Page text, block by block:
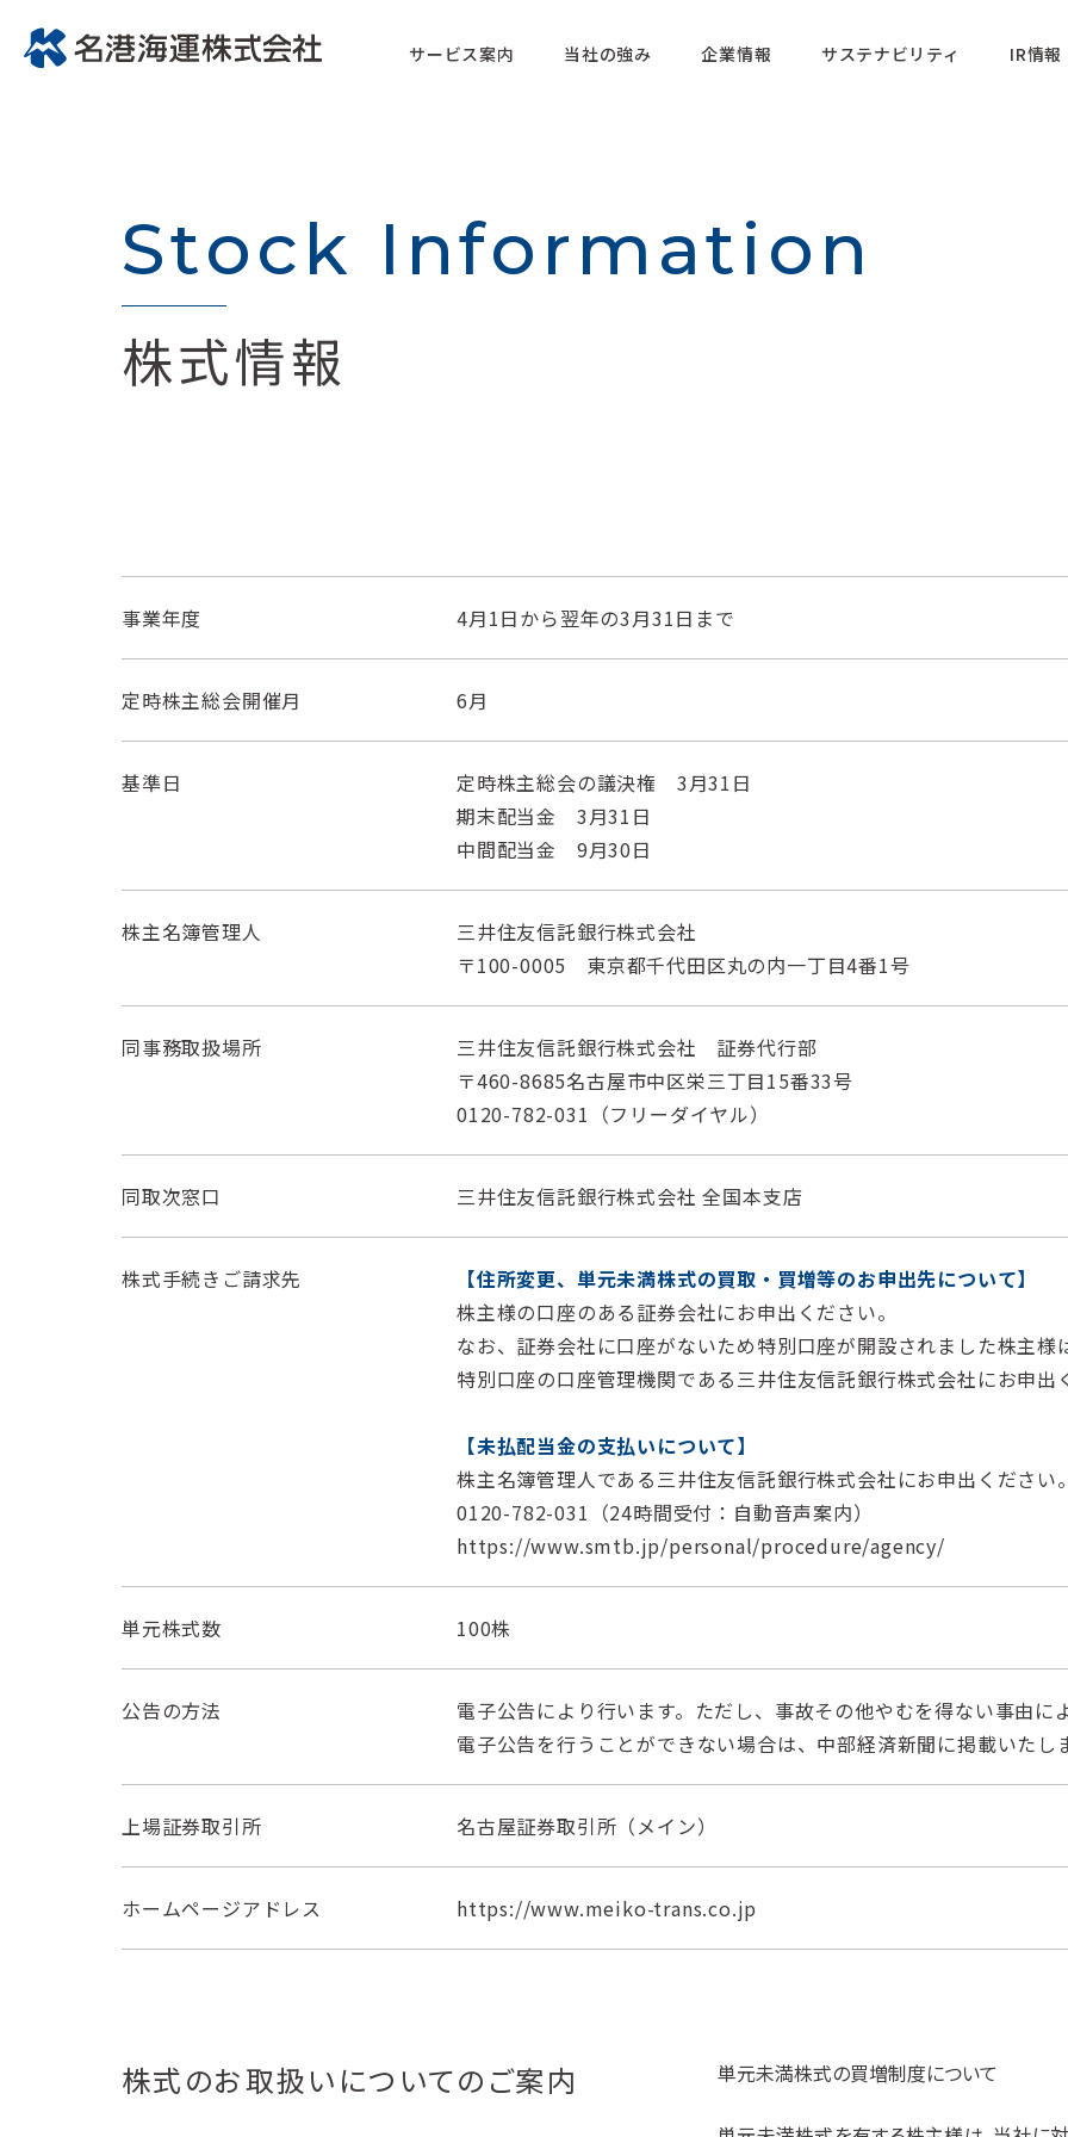
サービス案内 当社の強み 企業情報 サステナビリティ IR情報
Stock Information
株式情報
事業年度 4月1日から翌年の3月31日まで
定時株主総会開催月 6月
基準日
定時株主総会の議決権 3月31日
期末配当金 3月31日
中間配当金 9月30日
株主名簿管理人
三井住友信託銀行株式会社
〒100-0005 東京都千代田区丸の内一丁目4番1号
同事務取扱場所
三井住友信託銀行株式会社 証券代行部
〒460-8685名古屋市中区栄三丁目15番33号
0120-782-031（フリーダイヤル）
同取次窓口 三井住友信託銀行株式会社 全国本支店
株式手続きご請求先
【住所変更、単元未満株式の買取・買増等のお申出先について】
株主様の口座のある証券会社にお申出ください。
なお、証券会社に口座がないため特別口座が開設されました株主様
特別口座の口座管理機関である三井住友信託銀行株式会社にお申出
【未払配当金の支払いについて】
株主名簿管理人である三井住友信託銀行株式会社にお申出ください。
0120-782-031（24時間受付：自動音声案内）
https://www.smtb.jp/personal/procedure/agency/
単元株式数 100株
公告の方法
電子公告により行います。ただし、事故その他やむを得ない事由に
電子公告を行うことができない場合は、中部経済新聞に掲載いたし
上場証券取引所 名古屋証券取引所（メイン）
ホームページアドレス https://www.meiko-trans.co.jp
株式のお取扱いについてのご案内 単元未満株式の買増制度について